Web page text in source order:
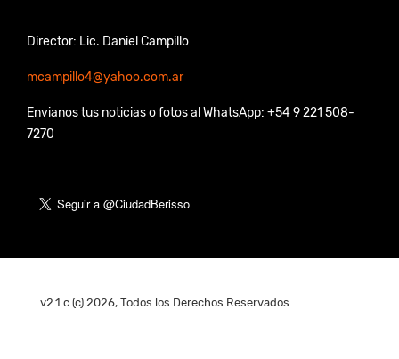
Director: Lic. Daniel Campillo
mcampillo4@yahoo.com.ar
Envianos tus noticias o fotos al WhatsApp: +54 9 221 508-
7270
v2.1 c (c) 2026, Todos los Derechos Reservados.